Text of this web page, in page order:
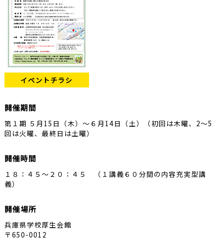
イベントチラシ
開催期間
第１期 ５月15日（木）～６月14日（土）（初回は木曜、2～5
回は火曜、最終日は土曜）
開催時間
１８：４５～２０：４５ （１講義６０分間の内容充実型講
義）
開催場所
兵庫県学校厚生会館
〒650-0012